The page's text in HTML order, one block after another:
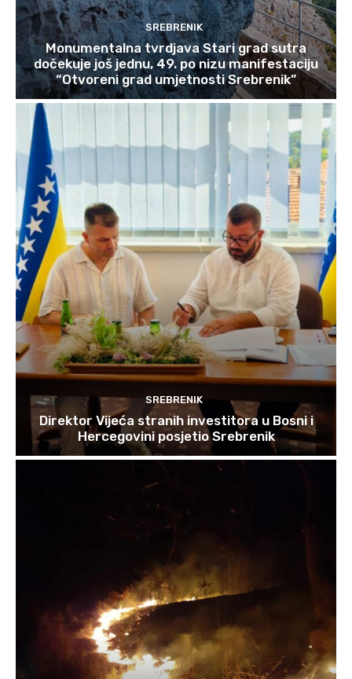
SREBRENIK
Monumentalna tvrdjava Stari grad sutra
dočekuje još jednu, 49. po nizu manifestaciju
“Otvoreni grad umjetnosti Srebrenik”
SREBRENIK
Direktor Vijeća stranih investitora u Bosni i
Hercegovini posjetio Srebrenik